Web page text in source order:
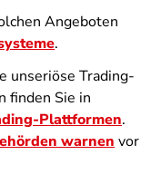
Angeboten
.
unseriöse Trading-
finden Sie in
Plattformen.
warnen vor